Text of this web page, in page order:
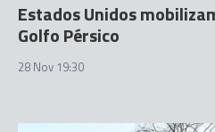
Estados Unidos
Golfo Pérsico
28 Nov 19:30